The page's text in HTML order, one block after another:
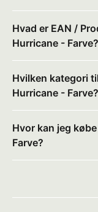
Hvad er EAN /
Hurricane - Farve?
Hvilken kategori
Hurricane - Farve?
Hvor kan jeg
Farve?